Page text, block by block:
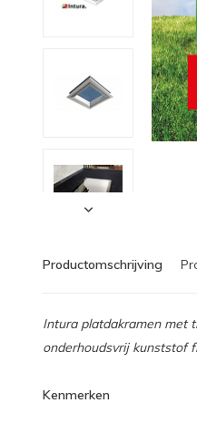
Productomschrijving
Intura platdakramen met
onderhoudsvrij kunststof
Kenmerken